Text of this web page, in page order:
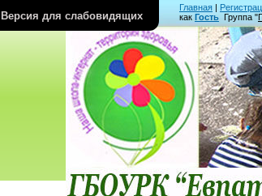
Версия для слабовидящих
Главная |
как Гость Группа "